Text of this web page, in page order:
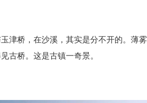
津桥，在沙溪，其实是分不开的。薄
古桥。这是古镇一奇景。